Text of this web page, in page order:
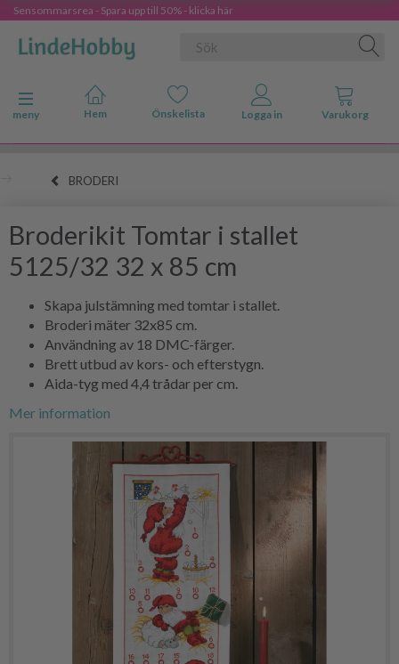
Sensommarsrea - Spara upp till 50% - klicka här
Ändra navigering
meny
BRODERI
Broderikit Tomtar i stallet
5125/32 32 x 85 cm
Skapa julstämning med tomtar i stallet.
Broderi mäter 32x85 cm.
Användning av 18 DMC-färger.
Brett utbud av kors- och efterstygn.
Aida-tyg med 4,4 trådar per cm.
Mer information